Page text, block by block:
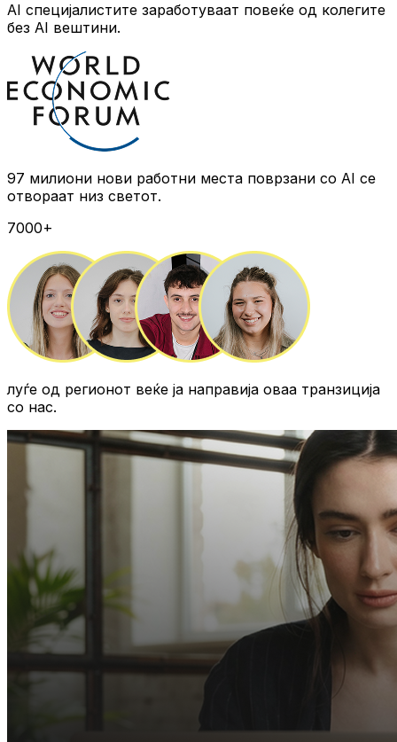
AI специјалистите заработуваат повеќе од колегите
без AI вештини.
97 милиони нови работни места поврзани со AI се
отвораат низ светот.
7000+
луѓе од регионот веќе ја направија оваа транзиција
со нас.